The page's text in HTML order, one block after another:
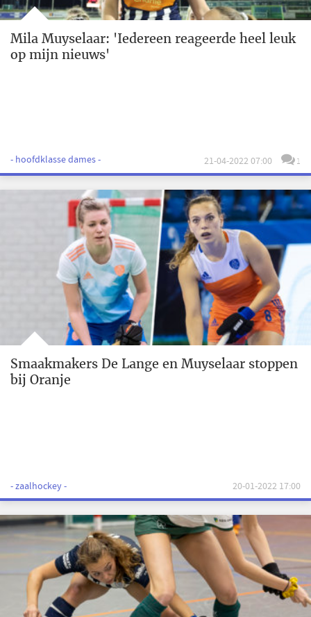
Mila Muyselaar: 'Iedereen reageerde heel leuk
op mijn nieuws'
- hoofdklasse dames - 21-04-2022 07:00 1
Smaakmakers De Lange en Muyselaar stoppen
bij Oranje
- zaalhockey - 20-01-2022 17:00